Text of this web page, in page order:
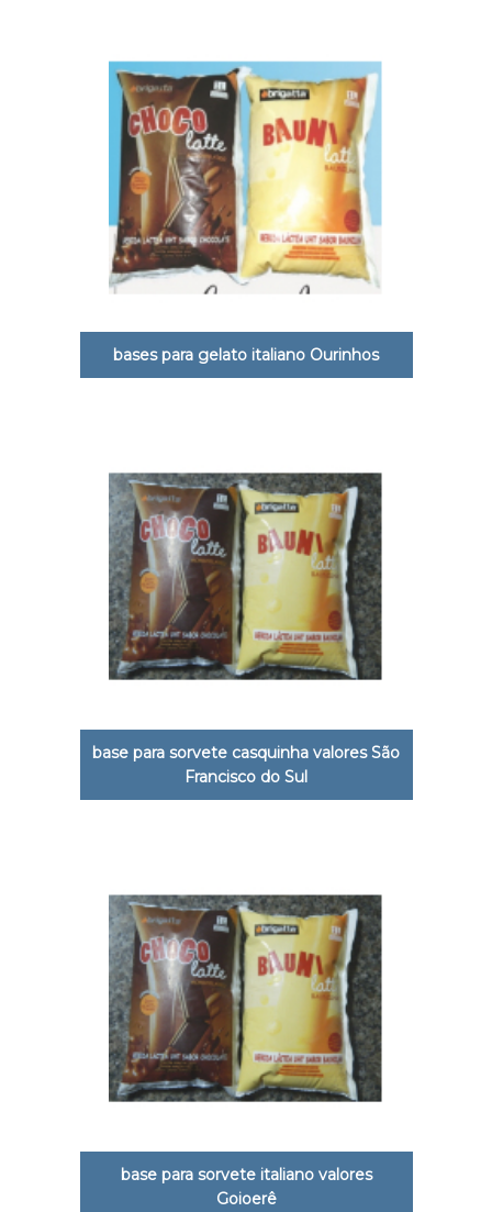
bases para gelato italiano Ourinhos
base para sorvete casquinha valores São
Francisco do Sul
base para sorvete italiano valores
Goioerê